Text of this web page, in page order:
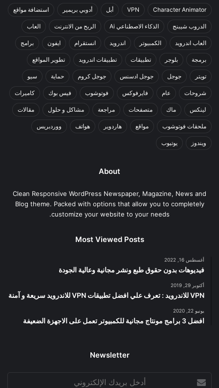
Character Animator
VPN أبل أدوبي بريمير استضافة مواقع
الدروب شيبنج الذكاء الاصطناعي Ai الربح من الانترنت العاب
العاب اندرويد الكمبيوتر اندرويد انستقرام ايفون برامج
برمجة بلوجر تطبيقات تطبيقات اندرويد تطوير المواقع
تويتر جوجل جوجل ادسنس جوجل كروم حماية سيو
شروحات عام فايرفوكس فوتوشوب فيس بوك كاميرات
لينكس ماك متصفحات مراجعة مشاكل و حلول مقالات
ملحقات فوتوشوب مواقع هاردوير هواتف ووردبريس
ويندوز يوتيوب
About
Clean Responsive WordPress Newspaper, Magazine, News and
Blog theme. Packed with options that allow you to completely
customize your website to your needs.
Most Viewed Posts
أغسطس 16, 2022
فيديوهات بدون حقوق طبع ونشر مجانية وعالية الجودة
أكتوبر 29, 2019
VPN للاندرويد : تعرف علي افضل تطبيقات VPN للاندرويد سريعة و آمنة
يونيو 22, 2020
افضل 3 برامج مونتاج مجانية للكمبيوتر تعمل على الاجهزة الضعيفة
Newsletter